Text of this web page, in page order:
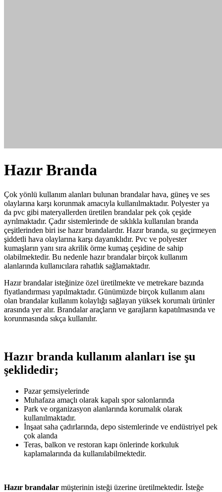
Hazır Branda
Çok yönlü kullanım alanları bulunan brandalar hava, güneş ve ses
olaylarına karşı korunmak amacıyla kullanılmaktadır. Polyester ya
da pvc gibi materyallerden üretilen brandalar pek çok çeşide
ayrılmaktadır. Çadır sistemlerinde de sıklıkla kullanılan branda
çeşitlerinden biri ise hazır brandalardır. Hazır branda, su geçirmeyen
şiddetli hava olaylarına karşı dayanıklıdır. Pvc ve polyester
kumaşların yanı sıra akrilik örme kumaş çeşidine de sahip
olabilmektedir. Bu nedenle hazır brandalar birçok kullanım
alanlarında kullanıcılara rahatlık sağlamaktadır.
Hazır brandalar isteğinize özel üretilmekte ve metrekare bazında
fiyatlandırması yapılmaktadır. Günümüzde birçok kullanım alanı
olan brandalar kullanım kolaylığı sağlayan yüksek korumalı ürünler
arasında yer alır. Brandalar araçların ve garajların kapatılmasında ve
korunmasında sıkça kullanılır.
Hazır branda kullanım alanları ise şu
şeklidedir;
Pazar şemsiyelerinde
Muhafaza amaçlı olarak kapalı spor salonlarında
Park ve organizasyon alanlarında korumalık olarak
kullanılmaktadır.
İnşaat saha çadırlarında, depo sistemlerinde ve endüstriyel pek
çok alanda
Teras, balkon ve restoran kapı önlerinde korkuluk
kaplamalarında da kullanılabilmektedir.
Hazır brandalar müşterinin isteği üzerine üretilmektedir. İsteğe